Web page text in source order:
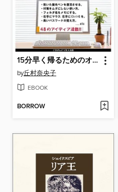
15分早く帰るためのオフィス仕事術［机周り改善編］
by丘村奈央子
EBOOK
BORROW